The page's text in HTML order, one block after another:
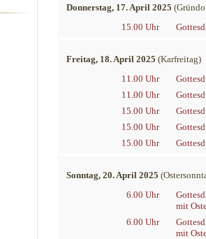
Donnerstag, 17. April 2025
15.00 Uhr
Freitag, 18. April 2025 (Karfreitag)
11.00 Uhr
11.00 Uhr
15.00 Uhr
15.00 Uhr
15.00 Uhr
Sonntag, 20. April 2025
6.00 Uhr
mit
6.00 Uhr
mit